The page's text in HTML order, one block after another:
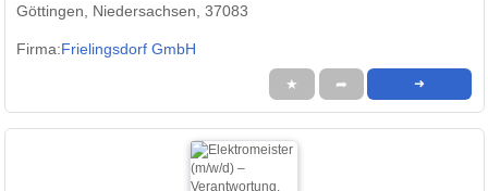
Göttingen, Niedersachsen, 37083
Firma:Frielingsdorf GmbH
★ ➦ ➜